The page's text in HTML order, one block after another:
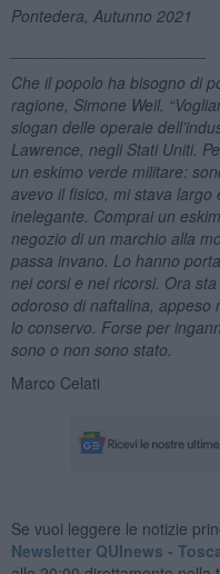
Pontedera, Autunno 2021
Che il popolo ha bisogno di
ragione, Simone Weil. “
slogan delle operaie
Lawrence, negli Stati Uniti.
un eskimo verde militare:
avevo il fisico, mi stava
inelegante. Comprai un
negozio di un marchio alla
passa invano. Lo hanno
nei corsi e nei ricorsi. Ora
odoroso di naftalina, appeso
lo conservo. Forse per
sono o non sono stato.
Marco Celati
Se vuoi leggere le notizie
Newsletter QUInews -